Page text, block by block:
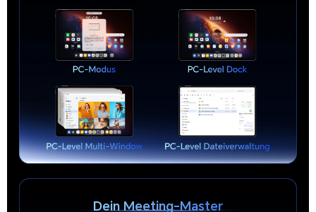
Dein Meeting-Master